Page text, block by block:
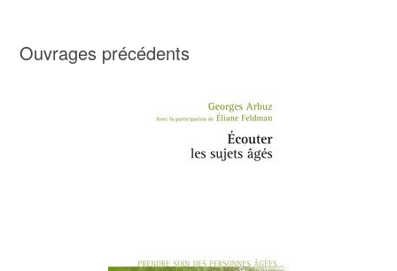
Ouvrages précédents